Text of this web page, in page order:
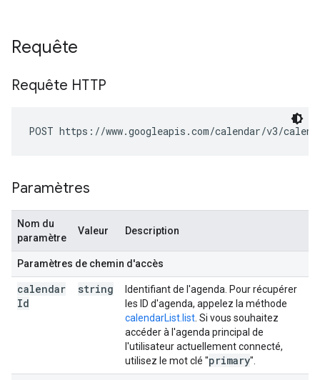
Requête
Requête HTTP
POST https://www.googleapis.com/calendar/v3/
Paramètres
Nom du
paramètre
Valeur Description
Paramètres de chemin d'accès
calendar
Id
string
Identifiant de l'agenda. Pour récupérer
les ID d'agenda, appelez la méthode
calendarList.list . Si vous souhaitez
accéder à l'agenda principal de
l'utilisateur actuellement connecté,
utilisez le mot clé "primary".